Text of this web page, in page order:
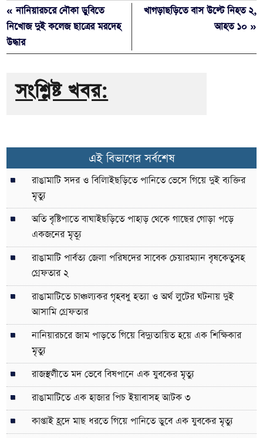
« নানিয়ারচরে নৌকা ডুবিতে
নিখোজ দুই কলেজ ছাত্রের মরদেহ
উদ্ধার
খাগড়াছড়িতে বাস উল্টে নিহত ২,
আহত ১০ »
সংশ্লিষ্ট খবর:
এই বিভাগের সর্বশেষ
রাঙামাটি সদর ও বিলািইছড়িতে পানিতে ভেসে গিয়ে দুই ব্যক্তির
মৃত্যু
অতি বৃষ্টিপাতে বাঘাইছড়িতে পাহাড় থেকে গাছের গোড়া পড়ে
একজনের মৃত্যূ
রাঙামাটি পার্বত্য জেলা পরিষদের সাবেক চেয়ারম্যান বৃষকেতুসহ
গ্রেফতার ২
রাঙামাটিতে চাঞ্চল্যকর গৃহবধু হত্যা ও অর্থ লুটের ঘটনায় দুই
আসামি গ্রেফতার
নানিয়ারচরে জাম পাড়তে গিয়ে বিদ্যুতায়িত হয়ে এক শিক্ষিকার
মৃত্যু
রাজস্থলীতে মদ ভেবে বিষপানে এক যুবকের মৃত্যু
রাঙামাটিতে এক হাজার পিচ ইয়াবাসহ আটক ৩
কাপ্তাই হ্রদে মাছ ধরতে গিয়ে পানিতে ডুবে এক যুবকের মৃত্যু